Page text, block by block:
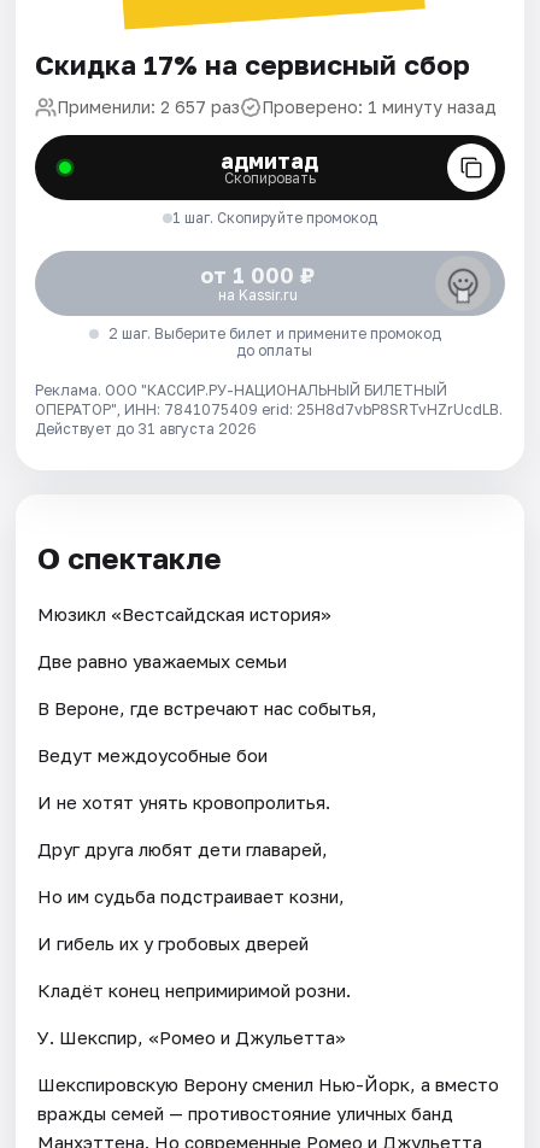
Скидка 17% на сервисный сбор
Применили: 2 657 раз Проверено: 1 минуту назад
адмитад
Скопировать
1 шаг. Скопируйте промокод
от 1 000 ₽
на Kassir.ru
2 шаг. Выберите билет и примените промокод
до оплаты
Реклама. ООО "КАССИР.РУ-НАЦИОНАЛЬНЫЙ БИЛЕТНЫЙ
ОПЕРАТОР", ИНН: 7841075409 erid: 25H8d7vbP8SRTvHZrUcdLB.
Действует до 31 августа 2026
О спектакле
Мюзикл «Вестсайдская история»
Две равно уважаемых семьи
В Вероне, где встречают нас событья,
Ведут междоусобные бои
И не хотят унять кровопролитья.
Друг друга любят дети главарей,
Но им судьба подстраивает козни,
И гибель их у гробовых дверей
Кладёт конец непримиримой розни.
У. Шекспир, «Ромео и Джульетта»
Шекспировскую Верону сменил Нью-Йорк, а вместо
вражды семей — противостояние уличных банд
Манхэттена. Но современные Ромео и Джульетта